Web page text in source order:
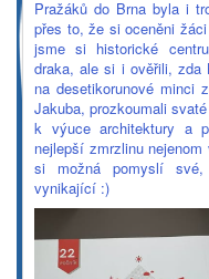
Pražáků do Brna byla i
přes to, že si oceněni
jsme si historické
draka, ale si i ověřili, zda
na desetikorunové minci
Jakuba, prozkoumali
k výuce architektury a
nejlepší zmrzlinu
si možná pomyslí své,
vynikající :)